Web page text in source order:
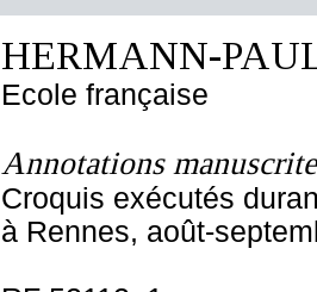
HERMANN-
Ecole française
Annotations
Croquis exécutés
à Rennes, août-